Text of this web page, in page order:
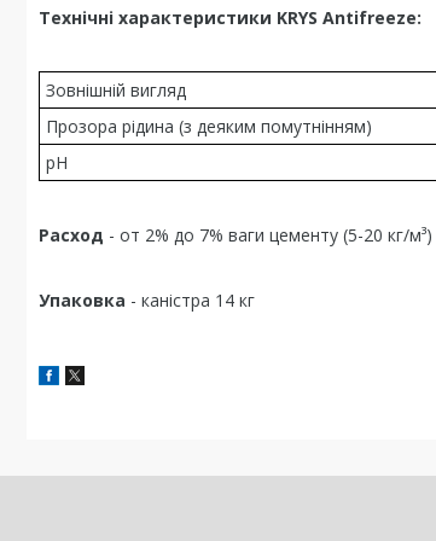
Технічні характеристики KRYS Antifreeze:
Зовнішній вигляд
Прозора рідина (з деяким помутнінням)
pH
Расход - от 2% до 7% ваги цементу (5-20 кг/м³)
Упаковка - каністра 14 кг